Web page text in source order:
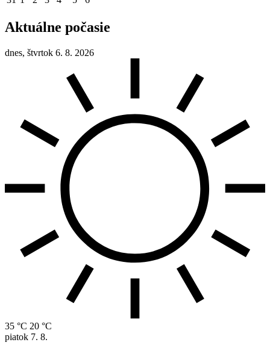
Aktuálne počasie
dnes, štvrtok 6. 8. 2026
35 °C 20 °C
piatok 7. 8.